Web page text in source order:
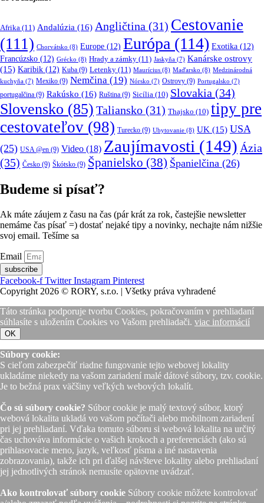
Afrika (11) Andalúzia (16) Angličtina (31) Cestovanie
(111) Chorvátsko (8) Europe (12) Európa (114) Exotika (12)
Francúzsko (12) Grécko (8) Hrady a zámky (11) Jaskyňa (7) Kanárske ostrovy
(15) Karibik (12) Kuba (9) Letenky (11) Maurícius (8) Maďarsko (8) Medzinárodná
kuchyňa (7) Mexiko (9) Nemčina (19) Nórsko (7) Ostrovy (9) Portugalsko (7)
portugalčina (9) Rakúsko (16) Ruština (9) Sicília (10) Slovakia (34)
Slovensko (85) Taliansko (31) Thajsko (10) tipy pre
cestovateľov (98) Turecko (9) Ubytovanie (8) UK (15) USA
(25) USA @en (9) Video (18) Zaujímavosti (149) Ázia
(35) Česko (9) Škótsko (9) Španielsko (38) Španielčina (26)
Budeme si písať?
Ak máte záujem z času na čas (pár krát za rok, častejšie newsletter
nemáme čas písať =) dostať nejaké tipy a novinky, nechajte nám nižšie
svoj email. Tešíme sa
Email
subscribe
Facebook-f Twitter Instagram Pinterest
Copyright 2026 © RORY, s.r.o. | Všetky práva vyhradené
Táto stránka podporuje tvorbu Cookies, pokračovaním v prehliadaní
súhlasíte s uložením Cookies vo Vašom prehliadači. viac informácií
OK
Súbory cookie:
S cieľom zabezpečiť riadne fungovanie tejto webovej lokality
ukladáme niekedy na vašom zariadení malé dátové súbory, tzv. cookie.
Je to bežná prax väčšiny veľkých webových lokalít.
Čo sú súbory cookie? Súbor cookie je malý textový súbor, ktorý
webová lokalita ukladá vo vašom počítači alebo mobilnom zariadení
pri jej prehliadaní. Vďaka tomuto súboru si webová lokalita na určitý
čas uchováva informácie o vašich krokoch a preferenciách (ako sú
prihlasovacie meno, jazyk, veľkosť písma a iné nastavenia
zobrazovania), takže ich pri ďalšej návšteve lokality alebo prehliadaní
jej jednotlivých stránok nemusíte opätovne uvádzať.
Ako kontrolovať súbory cookie Súbory cookie môžete kontrolovať